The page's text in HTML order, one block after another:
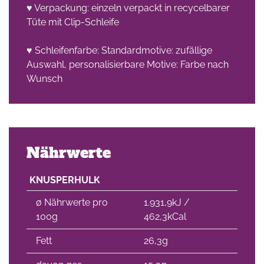
♥ Verpackung: einzeln verpackt in recycelbarer
Tüte mit Clip-Schleife
♥ Schleifenfarbe: Standardmotive: zufällige
Auswahl, personalisierbare Motive: Farbe nach
Wunsch
Nährwerte
KNUSPERHULK
∅ Nährwerte pro
100g
1.931,9kJ /
462,3kCal
Fett 26,3g